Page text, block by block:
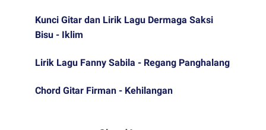
Kunci Gitar dan Lirik Lagu Dermaga Saksi
Bisu - Iklim
Lirik Lagu Fanny Sabila - Regang Panghalang
Chord Gitar Firman - Kehilangan